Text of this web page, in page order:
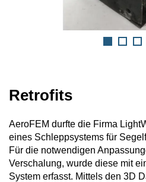
Retrofits
AeroFEM durfte die Firma
eines Schleppsystems für
Für die notwendigen
Verschalung, wurde diese mit
System erfasst. Mittels den 3D